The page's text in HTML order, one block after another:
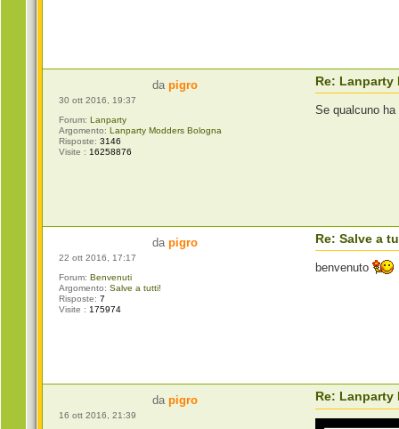
dapigro
30 ott 2016, 19:37
Forum: Lanparty
Argomento: Lanparty Modders Bologna
Risposte: 3146
Visite : 16258876
Re: Lanparty
Se qualcuno
dapigro
22 ott 2016, 17:17
Forum: Benvenuti
Argomento: Salve a tutti!
Risposte: 7
Visite : 175974
Re: Salve a
benvenuto
dapigro
16 ott 2016, 21:39
Re: Lanparty